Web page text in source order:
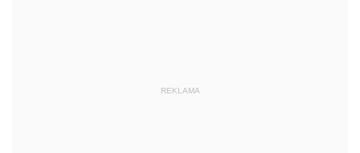
REKLAMA